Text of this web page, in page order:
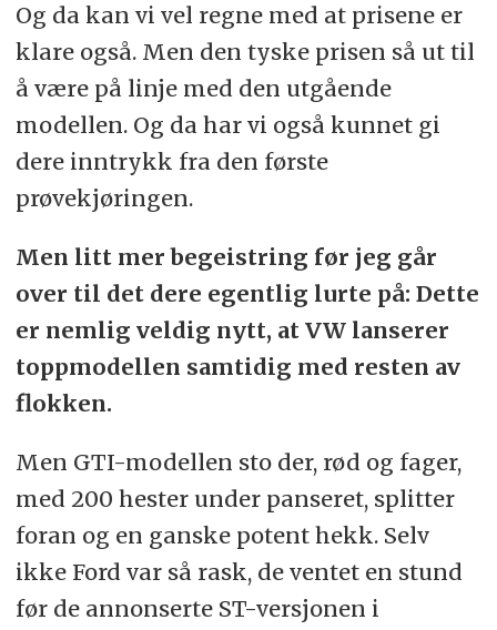
Og da kan vi vel regne med at prisene er
klare også. Men den tyske prisen så ut til
å være på linje med den utgående
modellen. Og da har vi også kunnet gi
dere inntrykk fra den første
prøvekjøringen.
Men litt mer begeistring før jeg går
over til det dere egentlig lurte på: Dette
er nemlig veldig nytt, at VW lanserer
toppmodellen samtidig med resten av
flokken.
Men GTI-modellen sto der, rød og fager,
med 200 hester under panseret, splitter
foran og en ganske potent hekk. Selv
ikke Ford var så rask, de ventet en stund
før de annonserte ST-versjonen i